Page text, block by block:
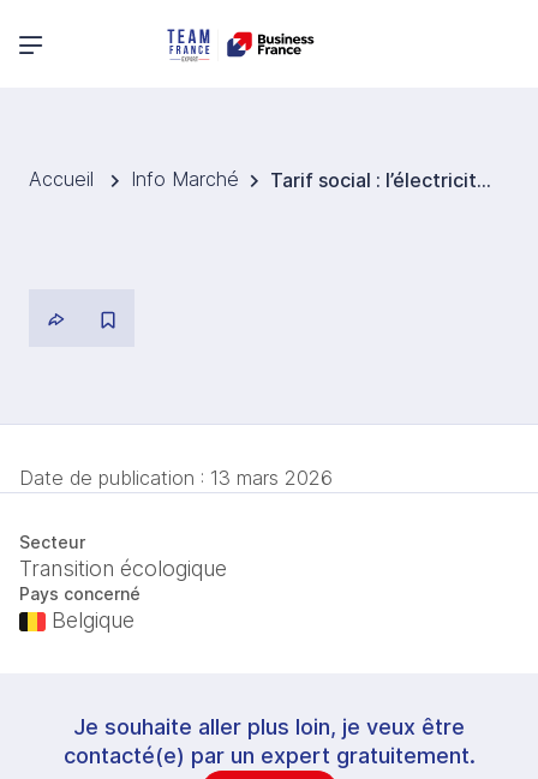
Menu principal
Accueil Info Marché Tarif social : l’électricité augmente au 1er trimestre 2026, tandis que le gaz baisse, selon la Creg
Date de publication : 13 mars 2026
Secteur
Transition écologique
Pays concerné
Belgique
Je souhaite aller plus loin, je veux être
contacté(e) par un expert gratuitement.